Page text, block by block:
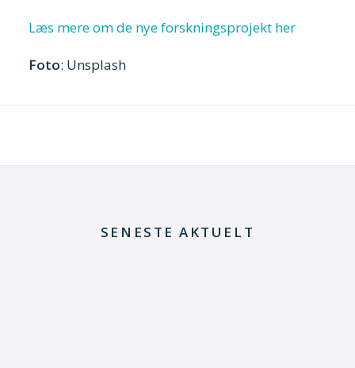
Læs mere om de nye forskningsprojekt her
Foto: Unsplash
SENESTE AKTUELT